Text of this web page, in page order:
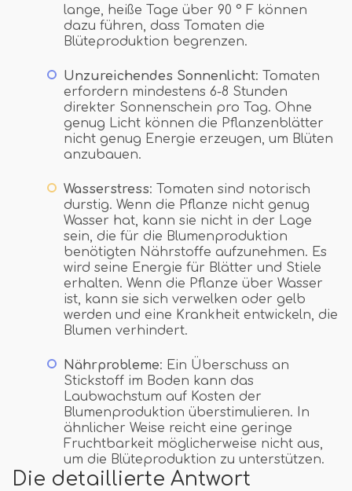
lange, heiße Tage über 90 ° F können
dazu führen, dass Tomaten die
Blüteproduktion begrenzen.
Unzureichendes Sonnenlicht: Tomaten
erfordern mindestens 6-8 Stunden
direkter Sonnenschein pro Tag. Ohne
genug Licht können die Pflanzenblätter
nicht genug Energie erzeugen, um Blüten
anzubauen.
Wasserstress: Tomaten sind notorisch
durstig. Wenn die Pflanze nicht genug
Wasser hat, kann sie nicht in der Lage
sein, die für die Blumenproduktion
benötigten Nährstoffe aufzunehmen. Es
wird seine Energie für Blätter und Stiele
erhalten. Wenn die Pflanze über Wasser
ist, kann sie sich verwelken oder gelb
werden und eine Krankheit entwickeln, die
Blumen verhindert.
Nährprobleme: Ein Überschuss an
Stickstoff im Boden kann das
Laubwachstum auf Kosten der
Blumenproduktion überstimulieren. In
ähnlicher Weise reicht eine geringe
Fruchtbarkeit möglicherweise nicht aus,
um die Blüteproduktion zu unterstützen.
Die detaillierte Antwort